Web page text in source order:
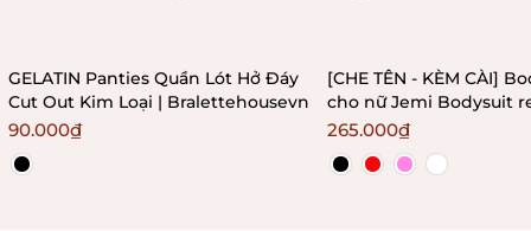
GELATIN Panties Quần Lót Hở Đáy
Cut Out Kim Loại | Bralettehousevn
90.000₫
[CHE TÊN - KÈM CÀI]
cho nữ Jemi Bodysuit
không gọng không
Bralettehousevn
265.000₫